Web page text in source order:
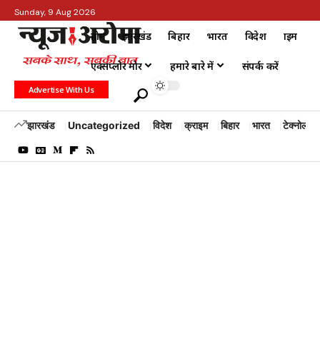
Sunday, 9 Aug 2026
होम झारखंड बिहार भारत विदेश क्राइम
एक्सप्लोर मोर हमारे बारे में संपर्क करें
Advertise With Us
झारखंड Uncategorized विदेश क्राइम बिहार भारत टेक्नोलॉजी